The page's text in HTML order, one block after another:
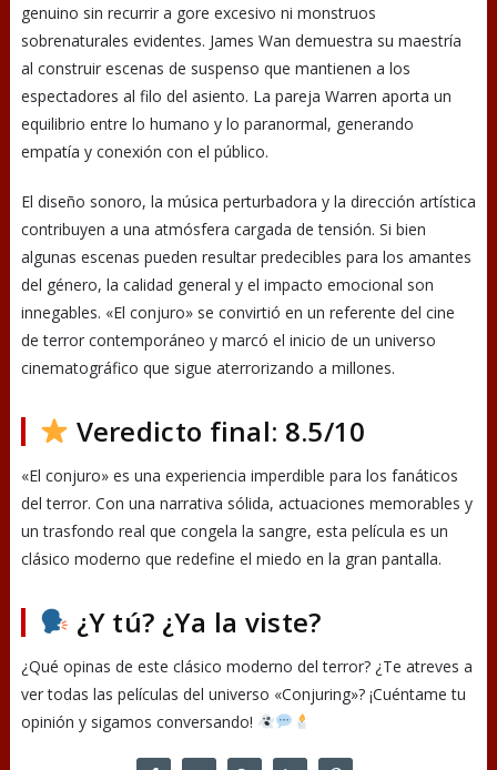
genuino sin recurrir a gore excesivo ni monstruos
sobrenaturales evidentes. James Wan demuestra su maestría
al construir escenas de suspenso que mantienen a los
espectadores al filo del asiento. La pareja Warren aporta un
equilibrio entre lo humano y lo paranormal, generando
empatía y conexión con el público.
El diseño sonoro, la música perturbadora y la dirección artística
contribuyen a una atmósfera cargada de tensión. Si bien
algunas escenas pueden resultar predecibles para los amantes
del género, la calidad general y el impacto emocional son
innegables. «El conjuro» se convirtió en un referente del cine
de terror contemporáneo y marcó el inicio de un universo
cinematográfico que sigue aterrorizando a millones.
Veredicto final: 8.5/10
«El conjuro» es una experiencia imperdible para los fanáticos
del terror. Con una narrativa sólida, actuaciones memorables y
un trasfondo real que congela la sangre, esta película es un
clásico moderno que redefine el miedo en la gran pantalla.
¿Y tú? ¿Ya la viste?
¿Qué opinas de este clásico moderno del terror? ¿Te atreves a
ver todas las películas del universo «Conjuring»? ¡Cuéntame tu
opinión y sigamos conversando!